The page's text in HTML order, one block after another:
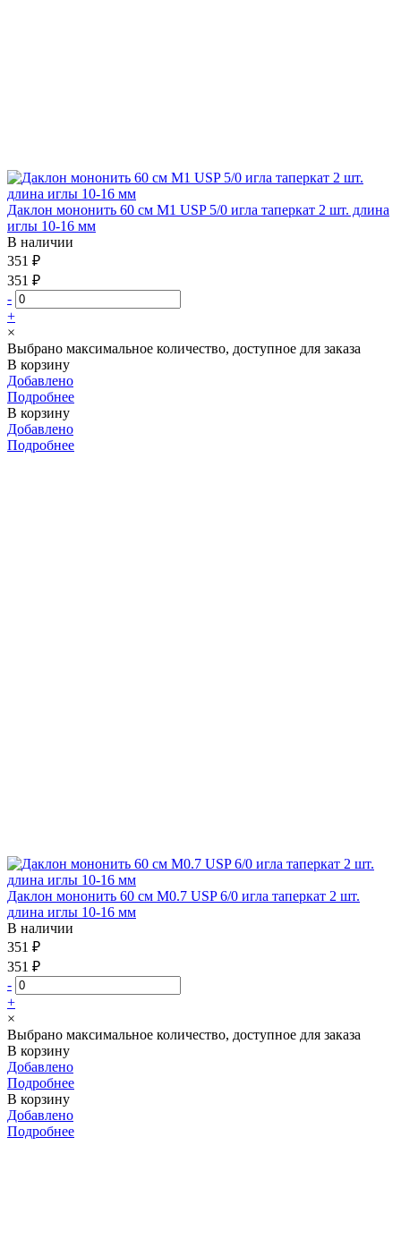
Даклон мононить 60 см М1 USP 5/0 игла таперкат 2 шт. длина
иглы 10-16 мм
В наличии
351 ₽
351 ₽
-
+
×
Выбрано максимальное количество, доступное для заказа
В корзину
Добавлено
Подробнее
В корзину
Добавлено
Подробнее
Даклон мононить 60 см М0.7 USP 6/0 игла таперкат 2 шт.
длина иглы 10-16 мм
В наличии
351 ₽
351 ₽
-
+
×
Выбрано максимальное количество, доступное для заказа
В корзину
Добавлено
Подробнее
В корзину
Добавлено
Подробнее